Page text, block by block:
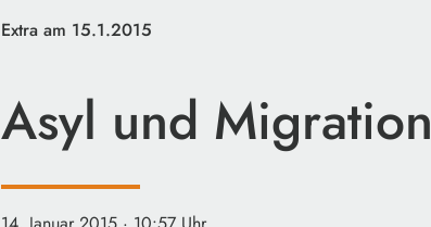
Extra am 15.1.2015
Asyl und Migration